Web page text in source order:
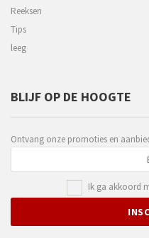
Reeksen
Tips
leeg
BLIJF OP DE HOOGTE
Ontvang onze promoties en
Ik ga akkoord